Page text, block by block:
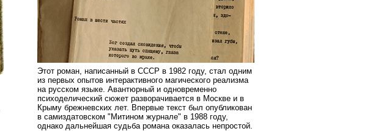
Этот роман, написанный в СССР в 1982 году, стал одним
из первых опытов интерактивного магического реализма
на русском языке. Авантюрный и одновременно
психоделический сюжет разворачивается в Москве и в
Крыму брежневских лет. Впервые текст был опубликован
в самиздатовском "Митином журнале" в 1988 году,
однако дальнейшая судьба романа оказалась непростой.